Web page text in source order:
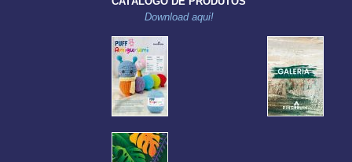
Download aqui!